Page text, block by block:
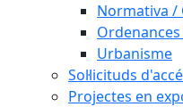
Normativa /
Ordenances
Urbanisme
Sol·licituds
Projectes en